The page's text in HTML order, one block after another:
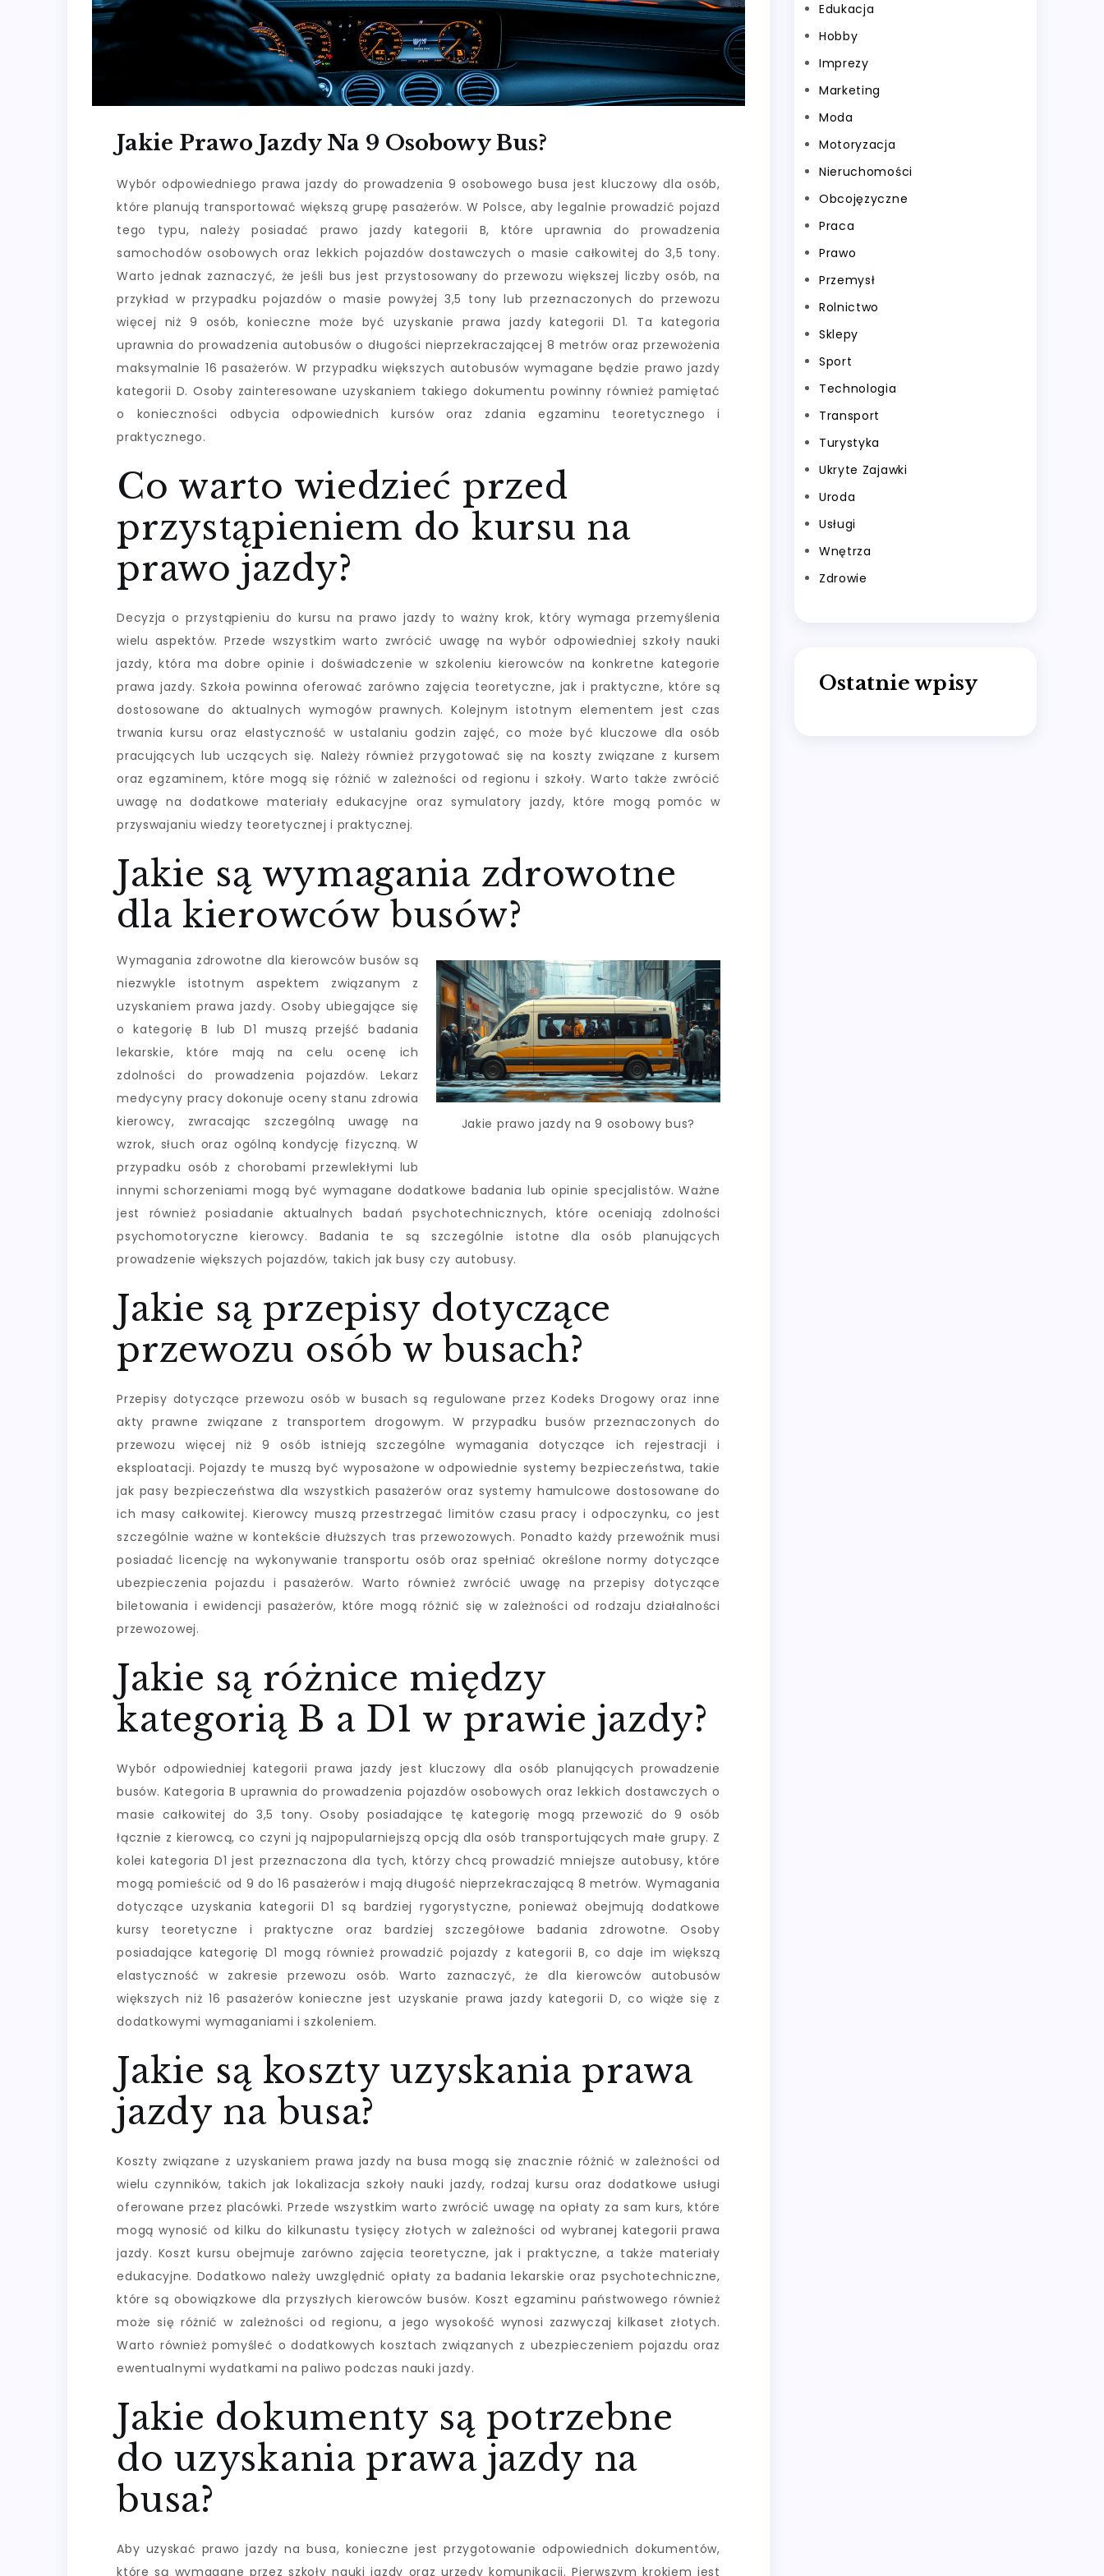
Jakie Prawo Jazdy Na 9 Osobowy Bus?
Wybór odpowiedniego prawa jazdy do prowadzenia 9 osobowego busa jest kluczowy dla osób,
które planują transportować większą grupę pasażerów. W Polsce, aby legalnie prowadzić pojazd
tego typu, należy posiadać prawo jazdy kategorii B, które uprawnia do prowadzenia
samochodów osobowych oraz lekkich pojazdów dostawczych o masie całkowitej do 3,5 tony.
Warto jednak zaznaczyć, że jeśli bus jest przystosowany do przewozu większej liczby osób, na
przykład w przypadku pojazdów o masie powyżej 3,5 tony lub przeznaczonych do przewozu
więcej niż 9 osób, konieczne może być uzyskanie prawa jazdy kategorii D1. Ta kategoria
uprawnia do prowadzenia autobusów o długości nieprzekraczającej 8 metrów oraz przewożenia
maksymalnie 16 pasażerów. W przypadku większych autobusów wymagane będzie prawo jazdy
kategorii D. Osoby zainteresowane uzyskaniem takiego dokumentu powinny również pamiętać
o konieczności odbycia odpowiednich kursów oraz zdania egzaminu teoretycznego i
praktycznego.
Co warto wiedzieć przed
przystąpieniem do kursu na
prawo jazdy?
Decyzja o przystąpieniu do kursu na prawo jazdy to ważny krok, który wymaga przemyślenia
wielu aspektów. Przede wszystkim warto zwrócić uwagę na wybór odpowiedniej szkoły nauki
jazdy, która ma dobre opinie i doświadczenie w szkoleniu kierowców na konkretne kategorie
prawa jazdy. Szkoła powinna oferować zarówno zajęcia teoretyczne, jak i praktyczne, które są
dostosowane do aktualnych wymogów prawnych. Kolejnym istotnym elementem jest czas
trwania kursu oraz elastyczność w ustalaniu godzin zajęć, co może być kluczowe dla osób
pracujących lub uczących się. Należy również przygotować się na koszty związane z kursem
oraz egzaminem, które mogą się różnić w zależności od regionu i szkoły. Warto także zwrócić
uwagę na dodatkowe materiały edukacyjne oraz symulatory jazdy, które mogą pomóc w
przyswajaniu wiedzy teoretycznej i praktycznej.
Jakie są wymagania zdrowotne
dla kierowców busów?
Jakie prawo jazdy na 9 osobowy bus?
Wymagania zdrowotne dla kierowców busów są
niezwykle istotnym aspektem związanym z
uzyskaniem prawa jazdy. Osoby ubiegające się
o kategorię B lub D1 muszą przejść badania
lekarskie, które mają na celu ocenę ich
zdolności do prowadzenia pojazdów. Lekarz
medycyny pracy dokonuje oceny stanu zdrowia
kierowcy, zwracając szczególną uwagę na
wzrok, słuch oraz ogólną kondycję fizyczną. W
przypadku osób z chorobami przewlekłymi lub
innymi schorzeniami mogą być wymagane dodatkowe badania lub opinie specjalistów. Ważne
jest również posiadanie aktualnych badań psychotechnicznych, które oceniają zdolności
psychomotoryczne kierowcy. Badania te są szczególnie istotne dla osób planujących
prowadzenie większych pojazdów, takich jak busy czy autobusy.
Jakie są przepisy dotyczące
przewozu osób w busach?
Przepisy dotyczące przewozu osób w busach są regulowane przez Kodeks Drogowy oraz inne
akty prawne związane z transportem drogowym. W przypadku busów przeznaczonych do
przewozu więcej niż 9 osób istnieją szczególne wymagania dotyczące ich rejestracji i
eksploatacji. Pojazdy te muszą być wyposażone w odpowiednie systemy bezpieczeństwa, takie
jak pasy bezpieczeństwa dla wszystkich pasażerów oraz systemy hamulcowe dostosowane do
ich masy całkowitej. Kierowcy muszą przestrzegać limitów czasu pracy i odpoczynku, co jest
szczególnie ważne w kontekście dłuższych tras przewozowych. Ponadto każdy przewoźnik musi
posiadać licencję na wykonywanie transportu osób oraz spełniać określone normy dotyczące
ubezpieczenia pojazdu i pasażerów. Warto również zwrócić uwagę na przepisy dotyczące
biletowania i ewidencji pasażerów, które mogą różnić się w zależności od rodzaju działalności
przewozowej.
Jakie są różnice między
kategorią B a D1 w prawie jazdy?
Wybór odpowiedniej kategorii prawa jazdy jest kluczowy dla osób planujących prowadzenie
busów. Kategoria B uprawnia do prowadzenia pojazdów osobowych oraz lekkich dostawczych o
masie całkowitej do 3,5 tony. Osoby posiadające tę kategorię mogą przewozić do 9 osób
łącznie z kierowcą, co czyni ją najpopularniejszą opcją dla osób transportujących małe grupy. Z
kolei kategoria D1 jest przeznaczona dla tych, którzy chcą prowadzić mniejsze autobusy, które
mogą pomieścić od 9 do 16 pasażerów i mają długość nieprzekraczającą 8 metrów. Wymagania
dotyczące uzyskania kategorii D1 są bardziej rygorystyczne, ponieważ obejmują dodatkowe
kursy teoretyczne i praktyczne oraz bardziej szczegółowe badania zdrowotne. Osoby
posiadające kategorię D1 mogą również prowadzić pojazdy z kategorii B, co daje im większą
elastyczność w zakresie przewozu osób. Warto zaznaczyć, że dla kierowców autobusów
większych niż 16 pasażerów konieczne jest uzyskanie prawa jazdy kategorii D, co wiąże się z
dodatkowymi wymaganiami i szkoleniem.
Jakie są koszty uzyskania prawa
jazdy na busa?
Koszty związane z uzyskaniem prawa jazdy na busa mogą się znacznie różnić w zależności od
wielu czynników, takich jak lokalizacja szkoły nauki jazdy, rodzaj kursu oraz dodatkowe usługi
oferowane przez placówki. Przede wszystkim warto zwrócić uwagę na opłaty za sam kurs, które
mogą wynosić od kilku do kilkunastu tysięcy złotych w zależności od wybranej kategorii prawa
jazdy. Koszt kursu obejmuje zarówno zajęcia teoretyczne, jak i praktyczne, a także materiały
edukacyjne. Dodatkowo należy uwzględnić opłaty za badania lekarskie oraz psychotechniczne,
które są obowiązkowe dla przyszłych kierowców busów. Koszt egzaminu państwowego również
może się różnić w zależności od regionu, a jego wysokość wynosi zazwyczaj kilkaset złotych.
Warto również pomyśleć o dodatkowych kosztach związanych z ubezpieczeniem pojazdu oraz
ewentualnymi wydatkami na paliwo podczas nauki jazdy.
Jakie dokumenty są potrzebne
do uzyskania prawa jazdy na
busa?
Aby uzyskać prawo jazdy na busa, konieczne jest przygotowanie odpowiednich dokumentów,
które są wymagane przez szkoły nauki jazdy oraz urzędy komunikacji. Pierwszym krokiem jest
Edukacja
Hobby
Imprezy
Marketing
Moda
Motoryzacja
Nieruchomości
Obcojęzyczne
Praca
Prawo
Przemysł
Rolnictwo
Sklepy
Sport
Technologia
Transport
Turystyka
Ukryte Zajawki
Uroda
Usługi
Wnętrza
Zdrowie
Ostatnie wpisy